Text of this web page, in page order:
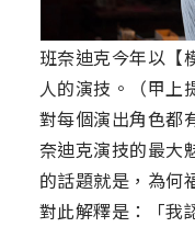
班奈迪克今年以【
人的演技。（甲上
對每個演出角色都
奈迪克演技的最大
的話題就是，為何
對此解釋是：「我